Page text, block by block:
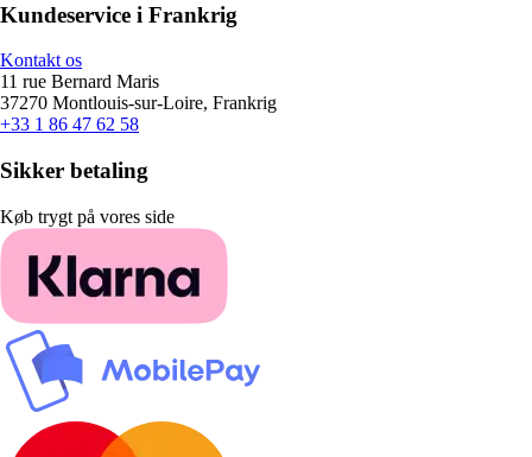
Kundeservice i Frankrig
Kontakt os
11 rue Bernard Maris
37270 Montlouis-sur-Loire, Frankrig
+33 1 86 47 62 58
Sikker betaling
Køb trygt på vores side